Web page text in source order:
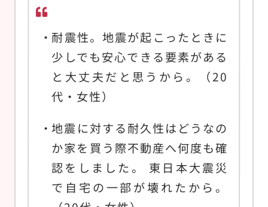
耐震性。地震が起こったときに
少しでも安心できる要素がある
と大丈夫だと思うから。（20
代・女性）
地震に対する耐久性はどうなの
か家を買う際不動産へ何度も確
認をしました。 東日本大震災
で自宅の一部が壊れたから。